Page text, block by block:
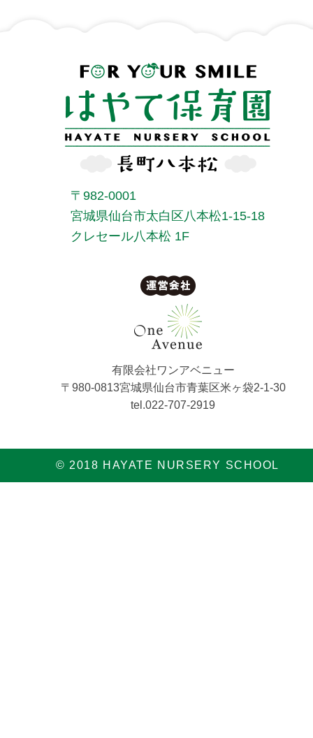
〒982-0001
宮城県仙台市太白区八本松1-15-18
クレセール八本松 1F
有限会社ワンアベニュー
〒980-0813宮城県仙台市青葉区米ヶ袋2-1-30
tel.022-707-2919
© 2018 HAYATE NURSERY SCHOOL